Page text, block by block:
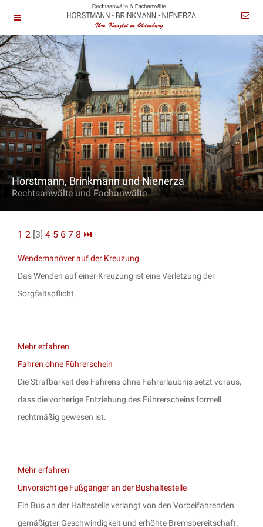
Horstmann, Brinkmann und Nienerza
Rechtsanwälte und Fachanwälte
1 2 [3] 4 5 6 7 8 ⏭
Wendemanöver auf der Kreuzung
Das Wenden auf einer Kreuzung ist eine Verletzung der
Sorgfaltspflicht.
Mehr erfahren
Fahren ohne Führerschein
Die Strafbarkeit des Fahrens ohne Fahrerlaubnis setzt voraus,
dass die vorherige Entziehung des Führerscheins formell
rechtmäßig gewesen ist.
Mehr erfahren
Unvorsichtige Fußgänger an der Bushaltestelle
Ein Bus an der Haltestelle verlangt von den Vorbeifahrenden
gemäßigter Geschwindigkeit und erhöhte Bremsbereitschaft.